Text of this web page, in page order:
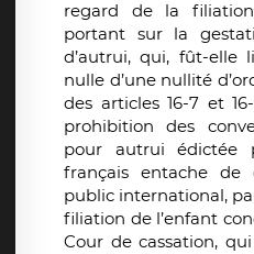
regard de la
portant sur la
d’autrui, qui, fût-elle
nulle d’une nullité
des articles 16-7 et
prohibition des
pour autrui édictée
français entache de
public international,
filiation de l’enfant
Cour de cassation,